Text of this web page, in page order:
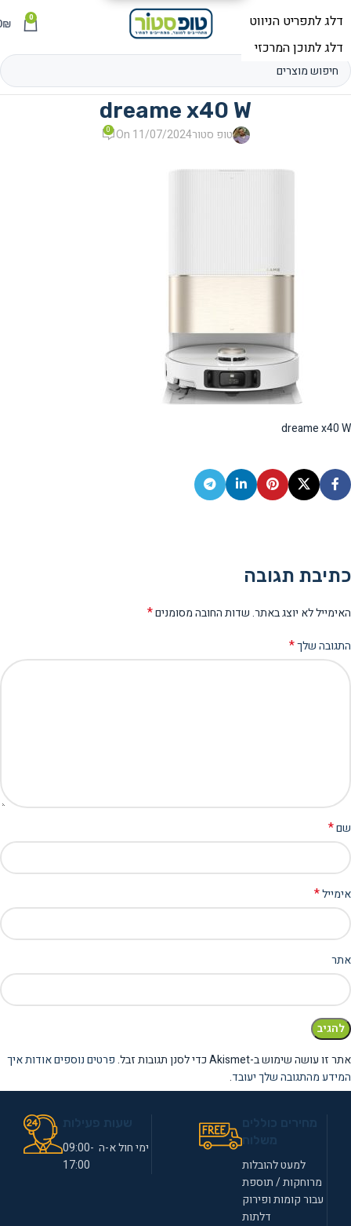
תפריט 0
₪
dreame x40 W
טופ סטורOn 11/07/2024
0
dreame x40 W
כתיבת תגובה
האימייל לא יוצג באתר.שדות החובה מסומנים*
התגובה שלך*
שם*
אימייל*
אתר
אתר זו עושה שימוש ב-Akismet כדי לסנן תגובות זבל.
פרטים נוספים אודות איך
המידע מהתגובה שלך יעובד.
למעט להובלות
מרוחקות / תוספת
עבור קומות ופירוק
דלתות
ימי חול א-ה 09:00-
17:00